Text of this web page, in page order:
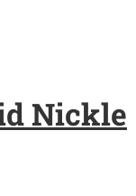
Nickle